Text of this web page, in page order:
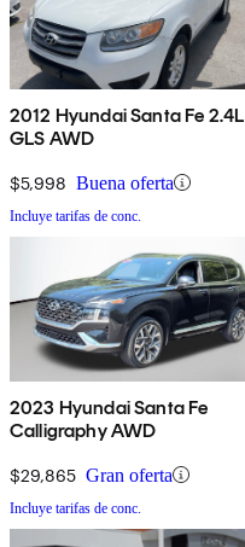
2012 Hyundai Santa Fe 2.4L
GLS AWD
$5,998 Buena oferta
Incluye tarifas de conc.
2023 Hyundai Santa Fe
Calligraphy AWD
$29,865 Gran oferta
Incluye tarifas de conc.